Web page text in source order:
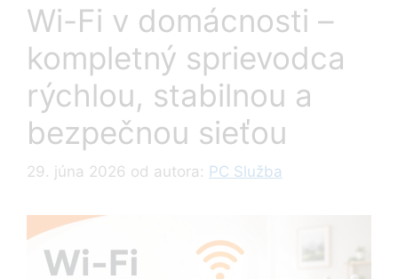
Wi-Fi v domácnosti –
kompletný sprievodca
rýchlou, stabilnou a
bezpečnou sieťou
29. júna 2026 od autora: PC Služba